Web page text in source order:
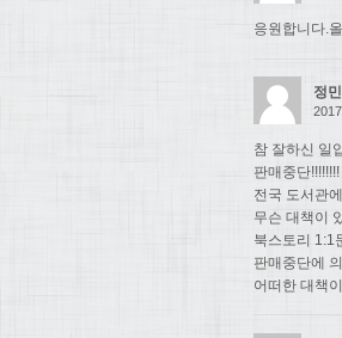
응원합니다.
정민
참 잘하신 일
판매중단
전국 도서관
무슨 대책이
북스토리 1:1
판매중단에
어떠한 대책